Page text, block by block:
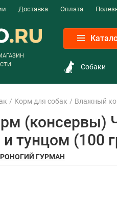
Доставка Оплата
Собаки
Корм для собак Влажный
(консервы)
тунцом (100
ГУРМАН